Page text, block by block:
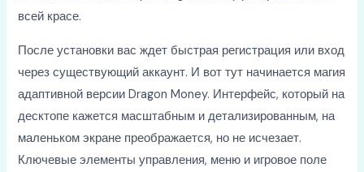
всей красе.
После установки вас ждет быстрая регистрация или вход
через существующий аккаунт. И вот тут начинается магия
адаптивной версии Dragon Money. Интерфейс, который на
десктопе кажется масштабным и детализированным, на
маленьком экране преображается, но не исчезает.
Ключевые элементы управления, меню и игровое поле